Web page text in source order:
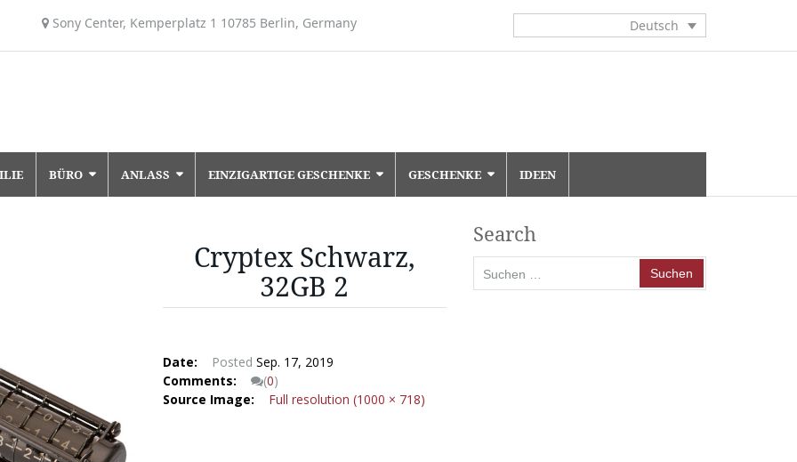
Sony Center, Kemperplatz 1 10785 Berlin, Germany Deutsch
BÜRO ANLASS EINZIGARTIGE GESCHENKE GESCHENKE IDEEN
Cryptex Schwarz,
32GB 2
Date: Posted Sep. 17, 2019
Comments:
(0)
Source Image:
Full resolution (1000 × 718)
Search
nach: